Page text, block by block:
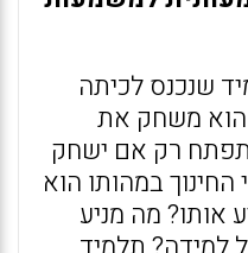
שנכנס לכיתה
הוא משחק את
רק אם ישחק
במהותו הוא
אותו? מה מניע